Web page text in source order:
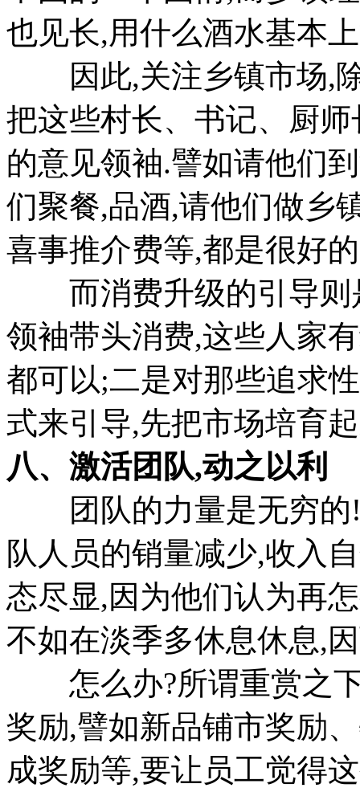
也见长,用什么酒水基本
因此,关注乡镇市场,除
把这些村长、书记、厨
的意见领袖.譬如请他们
们聚餐,品酒,请他们做乡
喜事推介费等,都是很好
而消费升级的引导则
领袖带头消费,这些人家
都可以;二是对那些追求
式来引导,先把市场培育
八、激活团队,动之以利
团队的力量是无穷的!
队人员的销量减少,收入
态尽显,因为他们认为再
不如在淡季多休息休息,
怎么办?所谓重赏之下
奖励,譬如新品铺市奖励
成奖励等,要让员工觉得